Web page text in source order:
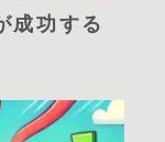
成功する